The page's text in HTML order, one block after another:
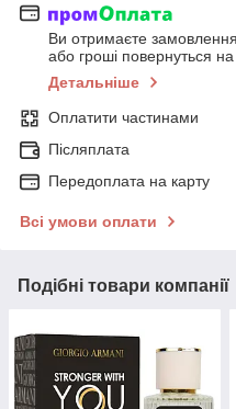
Ви отримаєте замовлення
або гроші повернуться
Детальніше
Оплатити частинами
Післяплата
Передоплата на карту
Всі умови оплати
Подібні товари компанії